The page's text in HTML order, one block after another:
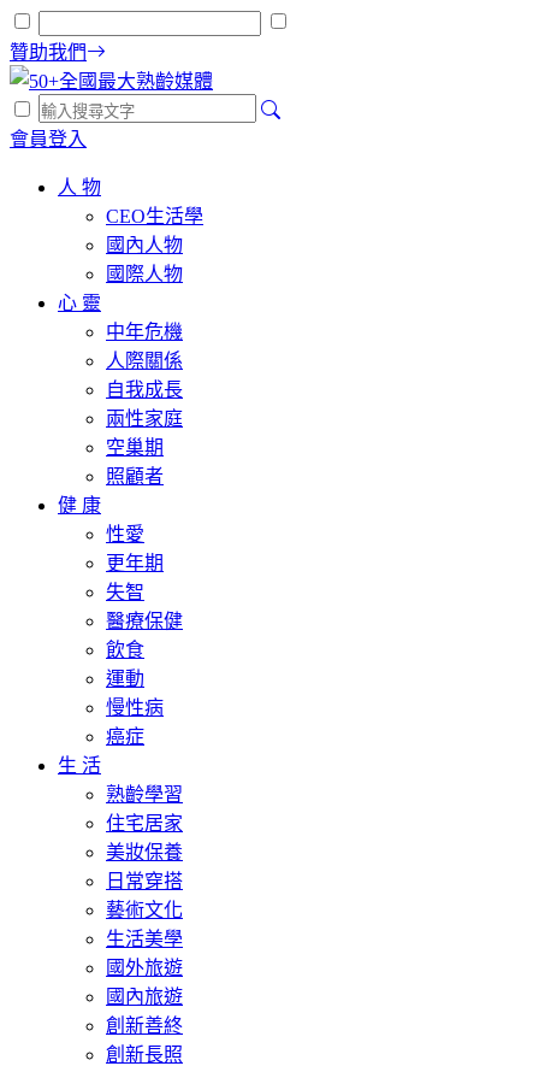
贊助我們
會員登入
人 物
CEO生活學
國內人物
國際人物
心 靈
中年危機
人際關係
自我成長
兩性家庭
空巢期
照顧者
健 康
性愛
更年期
失智
醫療保健
飲食
運動
慢性病
癌症
生 活
熟齡學習
住宅居家
美妝保養
日常穿搭
藝術文化
生活美學
國外旅遊
國內旅遊
創新善終
創新長照